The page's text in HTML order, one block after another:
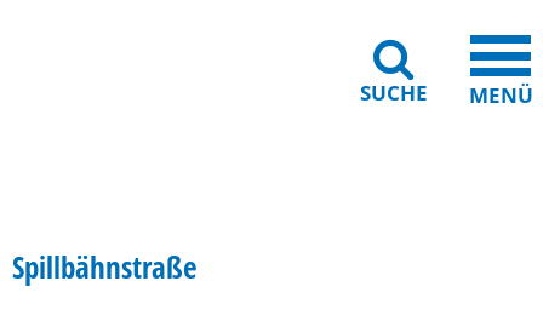
SUCHE MENÜ
Spillbähnstraße